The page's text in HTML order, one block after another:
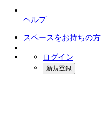
ヘルプ
スペースをお持ちの方
ログイン
新規登録